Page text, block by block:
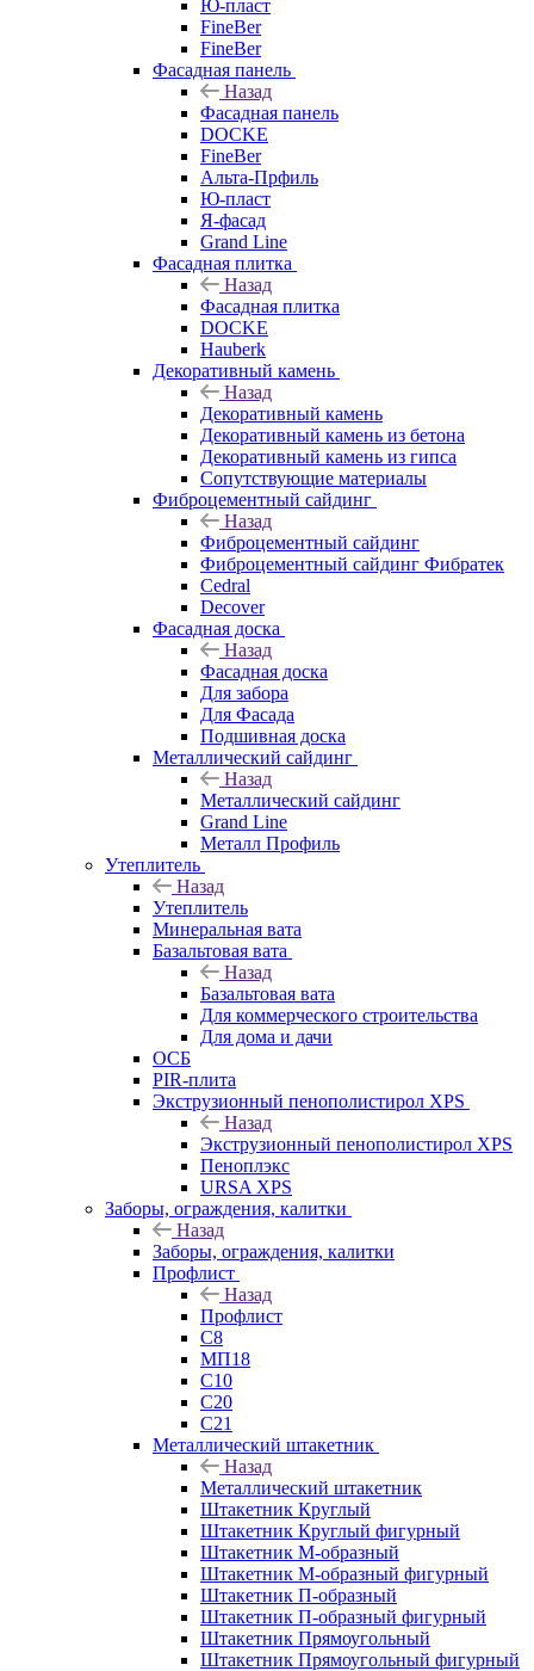
Ю-пласт
FineBer
FineBer
Фасадная панель
Назад
Фасадная панель
DOCKE
FineBer
Альта-Прфиль
Ю-пласт
Я-фасад
Grand Line
Фасадная плитка
Назад
Фасадная плитка
DOCKE
Hauberk
Декоративный камень
Назад
Декоративный камень
Декоративный камень из бетона
Декоративный камень из гипса
Сопутствующие материалы
Фиброцементный сайдинг
Назад
Фиброцементный сайдинг
Фиброцементный сайдинг Фибратек
Cedral
Decover
Фасадная доска
Назад
Фасадная доска
Для забора
Для Фасада
Подшивная доска
Металлический сайдинг
Назад
Металлический сайдинг
Grand Line
Металл Профиль
Утеплитель
Назад
Утеплитель
Минеральная вата
Базальтовая вата
Назад
Базальтовая вата
Для коммерческого строительства
Для дома и дачи
ОСБ
PIR-плита
Экструзионный пенополистирол XPS
Назад
Экструзионный пенополистирол XPS
Пеноплэкс
URSA XPS
Заборы, ограждения, калитки
Назад
Заборы, ограждения, калитки
Профлист
Назад
Профлист
С8
МП18
С10
С20
С21
Металлический штакетник
Назад
Металлический штакетник
Штакетник Круглый
Штакетник Круглый фигурный
Штакетник М-образный
Штакетник М-образный фигурный
Штакетник П-образный
Штакетник П-образный фигурный
Штакетник Прямоугольный
Штакетник Прямоугольный фигурный